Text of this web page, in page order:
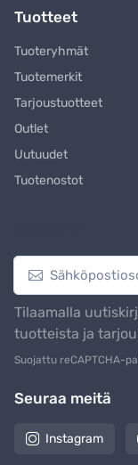
Tuotteet
Tuoteryhmät
Tuotemerkit
Tarjoustuotteet
Outlet
Uutuudet
Tuotenostot
Tilaamalla
tuotteista ja
Suojattu reCAPTCHA-
Seuraa meitä
Instagram